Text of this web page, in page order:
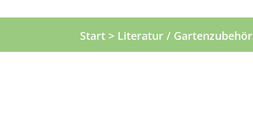
Start > Literatur / Gartenzubehör